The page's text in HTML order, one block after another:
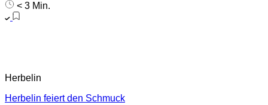
< 3 Min.
Herbelin
Herbelin feiert den Schmuck